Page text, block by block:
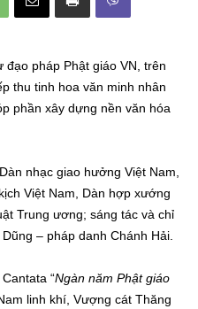
pháp Phật giáo VN, trên
thu tinh hoa văn minh nhân
phần xây dựng nền văn hóa
nhạc giao hưởng Việt Nam,
Việt Nam, Dàn hợp xướng
Trung ương; sáng tác và chỉ
– pháp danh Chánh Hải.
“Ngàn năm Phật giáo
linh khí, Vượng cát Thăng